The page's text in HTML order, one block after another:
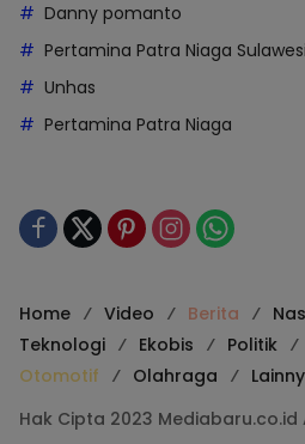
Danny pomanto
Pertamina Patra Niaga Sulawesi
Unhas
Pertamina Patra Niaga
Home Video Berita
Teknologi
Ekobis Politik
Otomotif
Olahraga
Hak Cipta 2023